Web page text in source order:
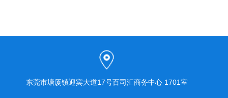
东莞市塘厦镇迎宾大道17号百司汇商务中心 1701室